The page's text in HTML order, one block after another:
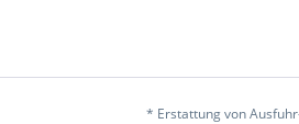
* Erstattung von